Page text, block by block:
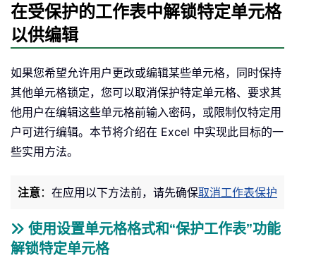
在受保护的工作表中解锁特定单元格
以供编辑
如果您希望允许用户更改或编辑某些单元格，同时保持
其他单元格锁定，您可以取消保护特定单元格、要求其
他用户在编辑这些单元格前输入密码，或限制仅特定用
户可进行编辑。本节将介绍在 Excel 中实现此目标的一
些实用方法。
注意： 在应用以下方法前，请先确保取消工作表保护
使用设置单元格格式和“保护工作表”功能
解锁特定单元格